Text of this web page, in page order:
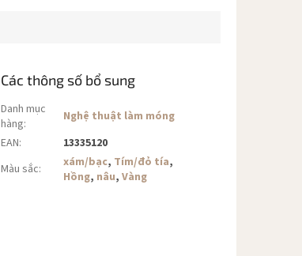
Các thông số bổ sung
Danh mục
hàng:
Nghệ thuật làm móng
EAN:
13335120
Màu sắc: xám/bạc, Tím/đỏ tía,
Hồng, nâu,Vàng